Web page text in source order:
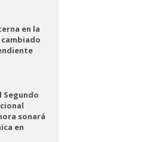
en la
cambiado
Segundo
sonará
en